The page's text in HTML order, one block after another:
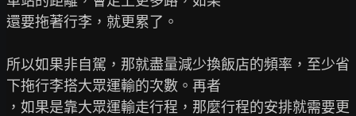
還要拖著行李，就更累了。
所以如果非自駕，那就盡量減少換飯店的頻率，至少省
下拖行李搭大眾運輸的次數。再者
，如果是靠大眾運輸走行程，那麼行程的安排就需要更